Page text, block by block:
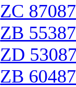
ZC 87087
ZB 55387
ZD
ZB 60487